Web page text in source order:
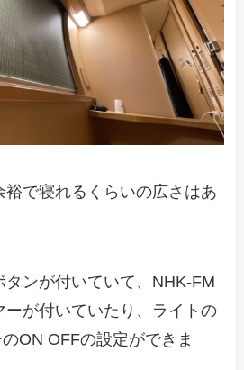
で寝れるくらいの広さはあ
ンが付いていて、NHK-FM
ーが付いていたり、ライトの
ON OFFの設定ができま